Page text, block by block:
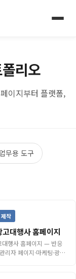
리오
이지부터 플랫폼,
업무용 도구
작
대행사 홈페이지
대행사 홈페이지 — 반응
리자 페이지·마케팅·광